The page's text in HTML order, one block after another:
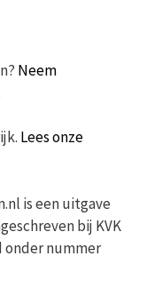
Neem
Lees onze
is een uitgave
bij KVK
onder nummer